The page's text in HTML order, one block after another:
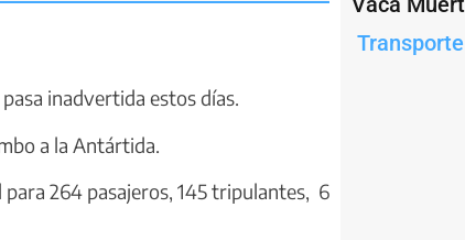
inadvertida estos días.
a la Antártida.
264 pasajeros, 145 tripulantes, 6